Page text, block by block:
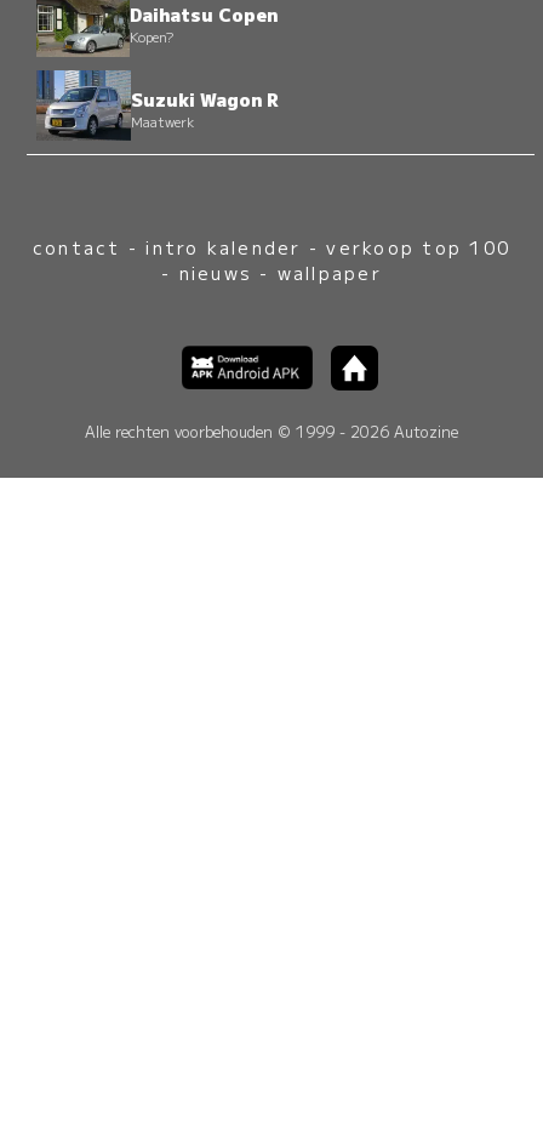
Daihatsu Copen
Kopen?
Suzuki Wagon R
Maatwerk
contact -intro kalender -verkoop top 100
- nieuws - wallpaper
Alle rechten voorbehouden © 1999 - 2026 Autozine